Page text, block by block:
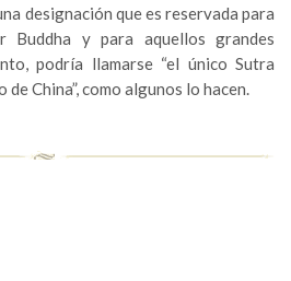
designación que es reservada para
Buddha y para aquellos grandes
podría llamarse “el único Sutra
China”, como algunos lo hacen.